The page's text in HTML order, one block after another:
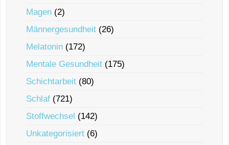
Magen (2)
Männergesundheit (26)
Melatonin (172)
Mentale Gesundheit (175)
Schichtarbeit (80)
Schlaf (721)
Stoffwechsel (142)
Unkategorisiert (6)